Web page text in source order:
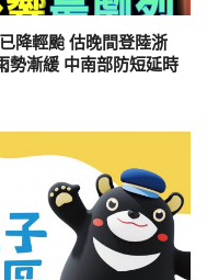
降輕颱 估晚間登陸浙
勢漸緩 中南部防短延時